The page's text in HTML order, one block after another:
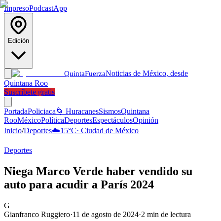
ImpresoPodcastApp
Edición
QuintaFuerzaNoticias de México, desde
Quintana Roo
Suscríbete gratis
PortadaPoliciaca 🌀 HuracanesSismosQuintana
RooMéxicoPolíticaDeportesEspectáculosOpinión
Inicio/Deportes☁️15°C· Ciudad de México
Deportes
Niega Marco Verde haber vendido su
auto para acudir a París 2024
G
Gianfranco Ruggiero·11 de agosto de 2024·2 min de lectura